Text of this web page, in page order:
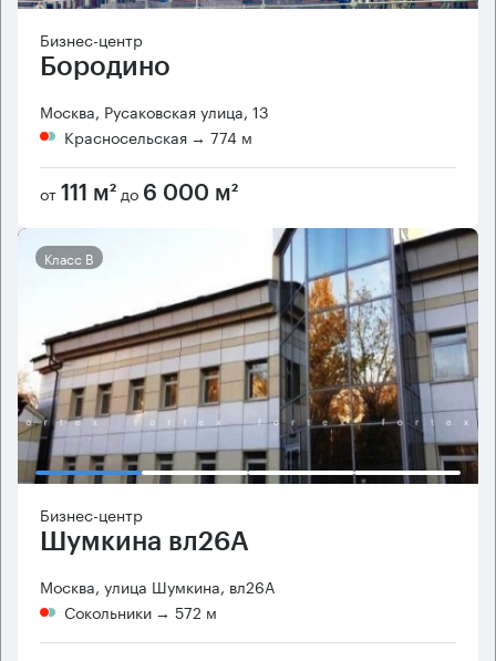
Бизнес-центр
Бородино
Москва, Русаковская улица, 13
Красносельская → 774 м
от 111 м² до 6 000 м²
Класс B
Бизнес-центр
Шумкина вл26А
Москва, улица Шумкина, вл26А
Сокольники → 572 м